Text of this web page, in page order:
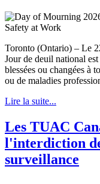
Toronto (Ontario) – Le
Jour de deuil national
blessées ou changées à
ou de maladies
Lire la suite...
Les TUAC
l'interdiction
surveillance